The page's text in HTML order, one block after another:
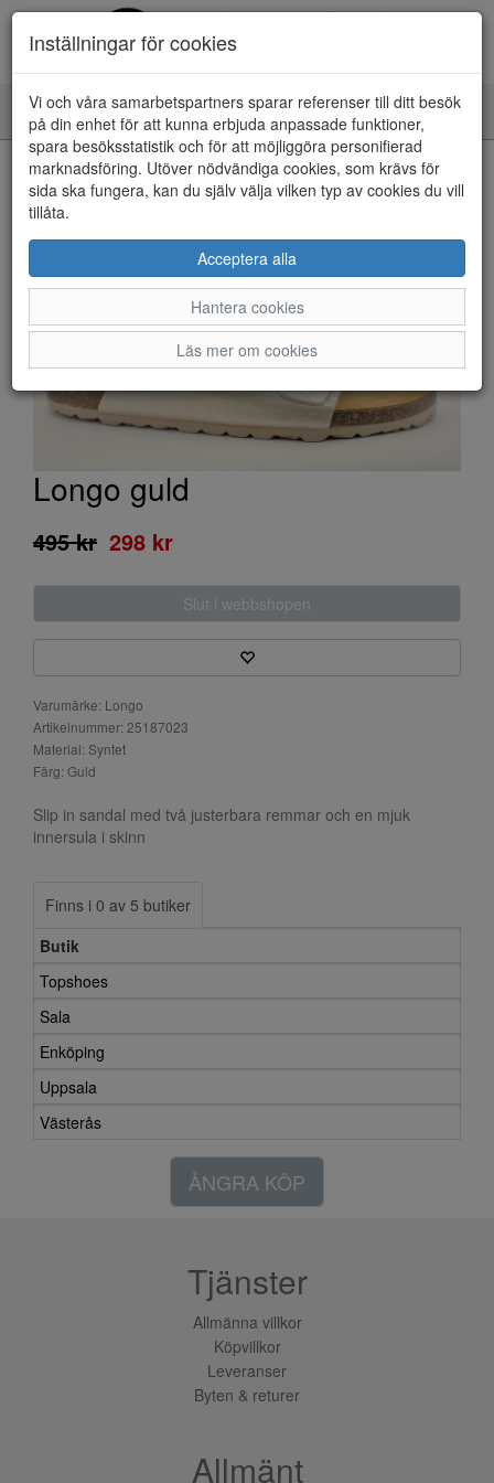
Toggle
navigation
HEM
Longo guld
495 kr 298 kr
Slut i webbshopen
Varumärke: Longo
Artikelnummer: 25187023
Material: Syntet
Färg: Guld
Slip in sandal med två justerbara remmar och en mjuk
innersula i skinn
Finns i 0 av 5 butiker
Butik
Topshoes
Sala
Enköping
Uppsala
Västerås
ÅNGRA KÖP
Inställningar för cookies
Vi och våra samarbetspartners sparar referenser till ditt besök
på din enhet för att kunna erbjuda anpassade funktioner,
spara besöksstatistik och för att möjliggöra personifierad
marknadsföring. Utöver nödvändiga cookies, som krävs för
sida ska fungera, kan du själv välja vilken typ av cookies du vill
tillåta.
Acceptera alla
Hantera cookies
Läs mer om cookies
Tjänster
Allmänna villkor
Köpvillkor
Leveranser
Byten & returer
Allmänt